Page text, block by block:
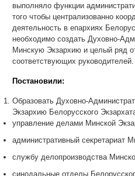
выполняло функции
того чтобы централизованно
деятельность в епархиях
необходимо создать Духовно-
Минскую Экзархию и целый ряд
соответствующих руководителей.
Постановили:
Образовать Духовно-
Экзархию Белорусского
управление делами Минской
административный секретариат
службу делопроизводства
синодальные отделы